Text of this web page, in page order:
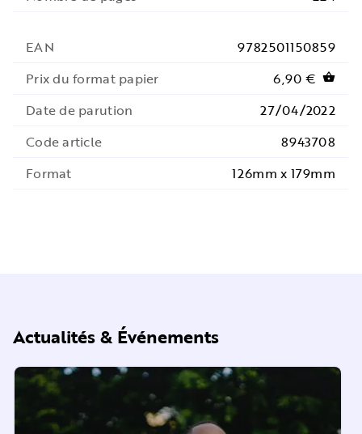
EAN
9782501150859
Prix du format papier
6,90 € shopping_basket
Date de parution
27/04/2022
Code article
8943708
Format
126mm x 179mm
Actualités & Événements